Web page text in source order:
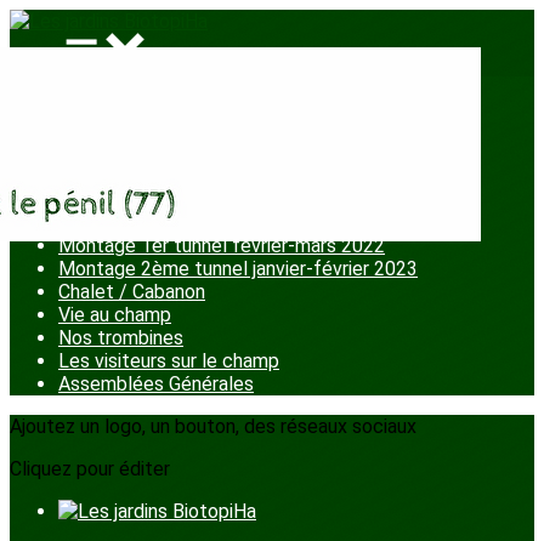
Ateliers enfants
Plantation petits fruits
Montage 1er tunnel février-mars 2022
Montage 2ème tunnel janvier-février 2023
Chalet / Cabanon
Vie au champ
Nos trombines
Les visiteurs sur le champ
Assemblées Générales
Ajoutez un logo, un bouton, des réseaux sociaux
Cliquez pour éditer